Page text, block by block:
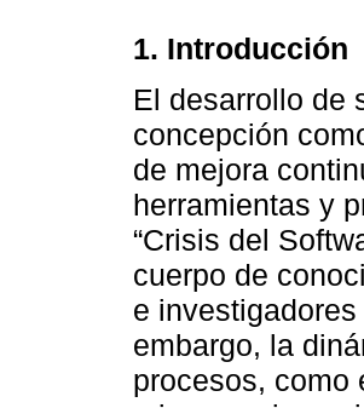
1. Introducción
El desarrollo de
concepción
de mejora
herramientas y
“Crisis del
cuerpo de
e
embargo, la
procesos, como